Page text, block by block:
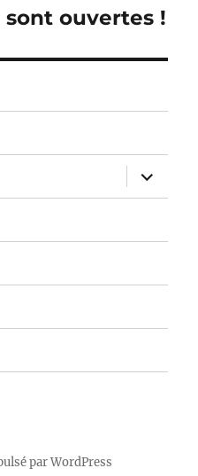
ouvertes !
ouvrir
le
sous-
par WordPress